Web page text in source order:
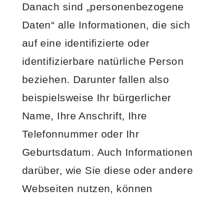
Danach sind „personenbezogene
Daten“ alle Informationen, die sich
auf eine identifizierte oder
identifizierbare natürliche Person
beziehen. Darunter fallen also
beispielsweise Ihr bürgerlicher
Name, Ihre Anschrift, Ihre
Telefonnummer oder Ihr
Geburtsdatum. Auch Informationen
darüber, wie Sie diese oder andere
Webseiten nutzen, können